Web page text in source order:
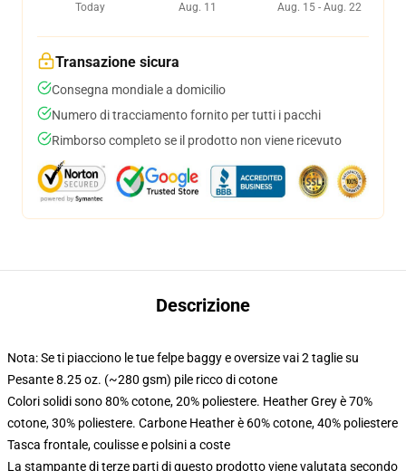
Today
Aug. 11
Aug. 15 - Aug. 22
Transazione sicura
Consegna mondiale a domicilio
Numero di tracciamento fornito per tutti i pacchi
Rimborso completo se il prodotto non viene ricevuto
Descrizione
Nota: Se ti piacciono le tue felpe baggy e oversize vai 2 taglie su
Pesante 8.25 oz. (~280 gsm) pile ricco di cotone
Colori solidi sono 80% cotone, 20% poliestere. Heather Grey è 70%
cotone, 30% poliestere. Carbone Heather è 60% cotone, 40% poliestere
Tasca frontale, coulisse e polsini a coste
La stampante di terze parti di questo prodotto viene valutata secondo